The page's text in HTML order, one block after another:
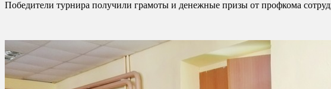
Победители турнира получили грамоты и денежные призы от профкома